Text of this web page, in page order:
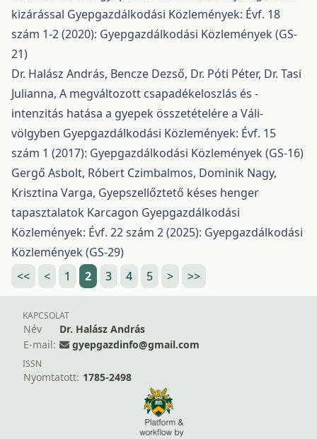
kizárással Gyepgazdálkodási Közlemények: Évf. 18
szám 1-2 (2020): Gyepgazdálkodási Közlemények (GS-
21)
Dr. Halász András, Bencze Dezső, Dr. Póti Péter, Dr. Tasi
Julianna, A megváltozott csapadékeloszlás és -
intenzitás hatása a gyepek összetételére a Váli-
völgyben Gyepgazdálkodási Közlemények: Évf. 15
szám 1 (2017): Gyepgazdálkodási Közlemények (GS-16)
Gergő Asbolt, Róbert Czimbalmos, Dominik Nagy,
Krisztina Varga, Gyepszellőztető késes henger
tapasztalatok Karcagon Gyepgazdálkodási
Közlemények: Évf. 22 szám 2 (2025): Gyepgazdálkodási
Közlemények (GS-29)
<<
< 1 2 3 4 5 > >>
KAPCSOLAT
Név
Dr. Halász András
E-mail:
gyepgazdinfo@gmail.com
ISSN
Nyomtatott: 1785-2498